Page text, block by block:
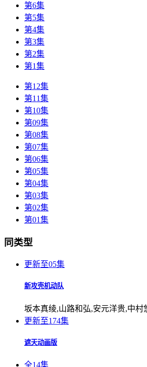
第6集
第5集
第4集
第3集
第2集
第1集
第12集
第11集
第10集
第09集
第08集
第07集
第06集
第05集
第04集
第03集
第02集
第01集
同类型
更新至05集
新攻壳机动队
坂本真绫,山路和弘,安元洋贵,中村
更新至174集
遮天动画版
全14集